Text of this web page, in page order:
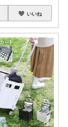
いいね